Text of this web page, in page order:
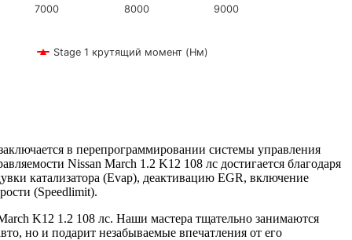
Stage 1 крутящий момент (Нм)
7000 8000 9000
в перепрограммировании системы управления
Nissan March 1.2 K12 108 лс достигается благодаря
катализатора (Evap), деактивацию EGR, включение
(Speedlimit).
K12 1.2 108 лс. Наши мастера тщательно занимаются
но и подарит незабываемые впечатления от его